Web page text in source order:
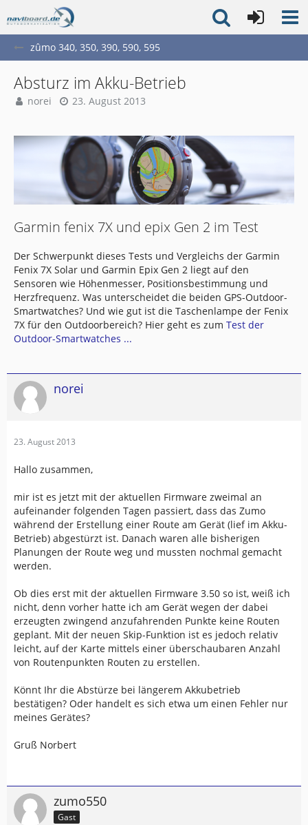
zûmo 340, 350, 390, 590, 595
Absturz im Akku-Betrieb
norei 23. August 2013
Garmin fenix 7X und epix Gen 2 im Test
Der Schwerpunkt dieses Tests und Vergleichs der Garmin
Fenix 7X Solar und Garmin Epix Gen 2 liegt auf den
Sensoren wie Höhenmesser, Positionsbestimmung und
Herzfrequenz. Was unterscheidet die beiden GPS-Outdoor-
Smartwatches? Und wie gut ist die Taschenlampe der Fenix
7X für den Outdoorbereich? Hier geht es zum Test der
Outdoor-Smartwatches ...
norei
23. August 2013
Hallo zusammen,
mir ist es jetzt mit der aktuellen Firmware zweimal an
aufeinander folgenden Tagen passiert, dass das Zumo
während der Erstellung einer Route am Gerät (lief im Akku-
Betrieb) abgestürzt ist. Danach waren alle bisherigen
Planungen der Route weg und mussten nochmal gemacht
werden.
Ob dies erst mit der aktuellen Firmware 3.50 so ist, weiß ich
nicht, denn vorher hatte ich am Gerät wegen der dabei
erzeugten zwingend anzufahrenden Punkte keine Routen
geplant. Mit der neuen Skip-Funktion ist es jedoch relativ
leicht, auf der Karte mittels einer überschaubaren Anzahl
von Routenpunkten Routen zu erstellen.
Könnt Ihr die Abstürze bei längerem Akkubetrieb
bestätigen? Oder handelt es sich etwa um einen Fehler nur
meines Gerätes?
Gruß Norbert
zumo550
Gast